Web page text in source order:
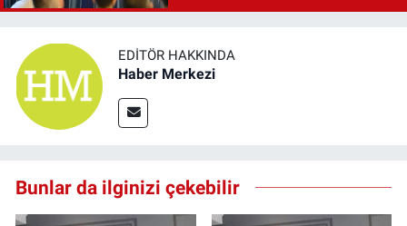
EDITÖR HAKKINDA
Haber Merkezi
Bunlar da ilginizi çekebilir